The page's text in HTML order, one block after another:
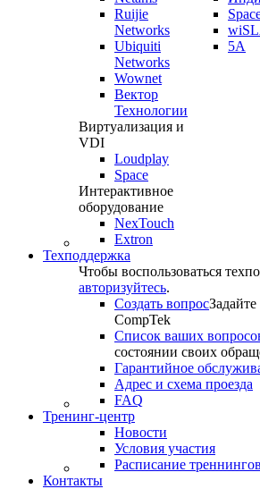
Ruijie
Networks
Ubiquiti
Networks
Wownet
Вектор
Технологии
Виртуализация и
VDI
Loudplay
Space
Интерактивное
оборудование
NexTouch
Extron
5A
Техподдержка
Чтобы воспользоваться
авторизуйтесь.
Создать вопрос
CompTek
Список ваших
состоянии своих
Гарантийное
Адрес и схема проезда
FAQ
Тренинг-центр
Новости
Условия участия
Расписание треннингов
Контакты